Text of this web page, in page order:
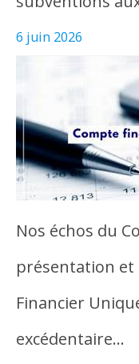
6 juin 2026
Nos échos du
présentation
Financier
excédentaire…